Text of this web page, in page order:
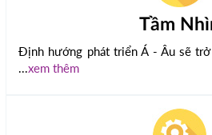
Tầm
Định hướng phát triển Á - Âu sẽ
...xem thêm